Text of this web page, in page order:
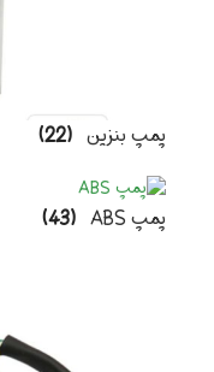
پمپ بنزین (22)
پمپ ABS (43)